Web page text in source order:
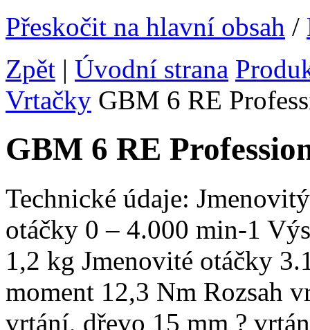
Přeskočit na hlavní obsah /
Zpět | Úvodní strana
Vrtačky GBM 6 RE
GBM 6 RE
Technické údaje:
otáčky 0 – 4.000 min-1
1,2 kg Jmenovité otáčky
moment 12,3 Nm Rozsah
vrtání, dřevo 15 mm ?